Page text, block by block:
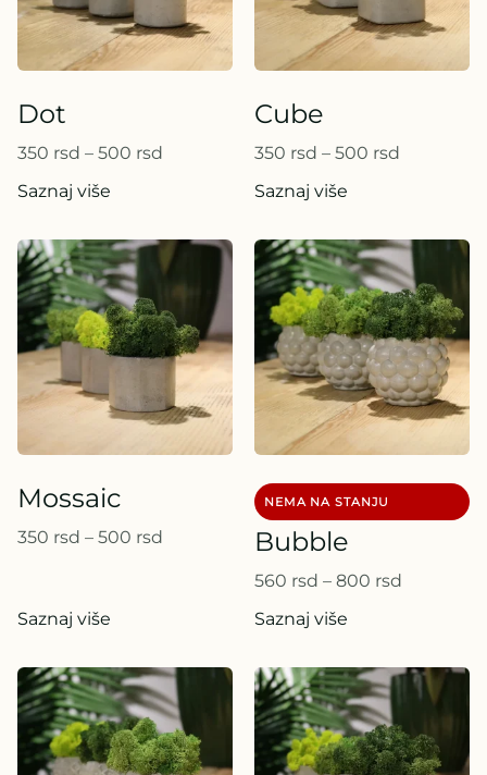
Dot
350 rsd – 500 rsd
Saznaj više
Cube
350 rsd – 500 rsd
Saznaj više
Mossaic
350 rsd – 500 rsd
Saznaj više
Bubble
560 rsd – 800 rsd
Saznaj više